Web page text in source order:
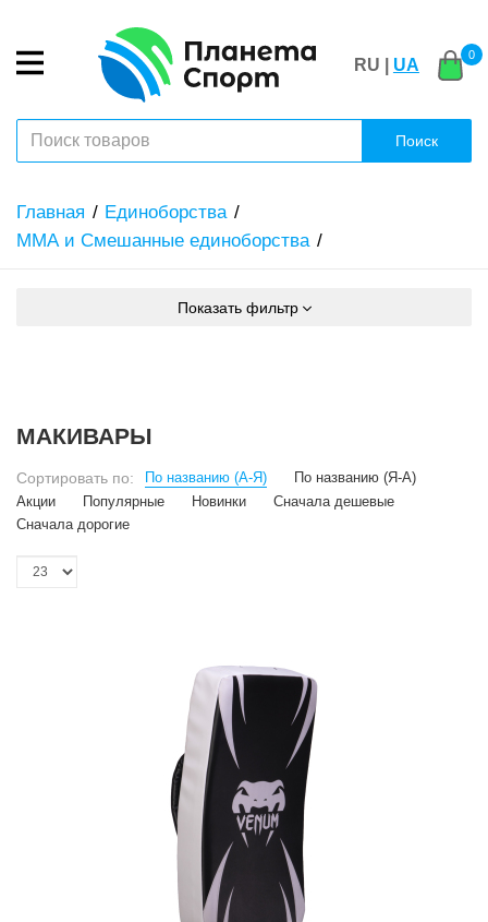
RU | UA
0
Поиск
Главная
Единоборства
ММА и Смешанные единоборства
Показать фильтр
МАКИВАРЫ
Сортировать по: По названию (А-Я)
По названию (Я-А)
Акции
Популярные Новинки
Сначала дешевые
Сначала дорогие